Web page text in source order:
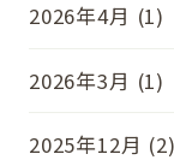
2026年4月 (1)
2026年3月 (1)
2025年12月 (2)